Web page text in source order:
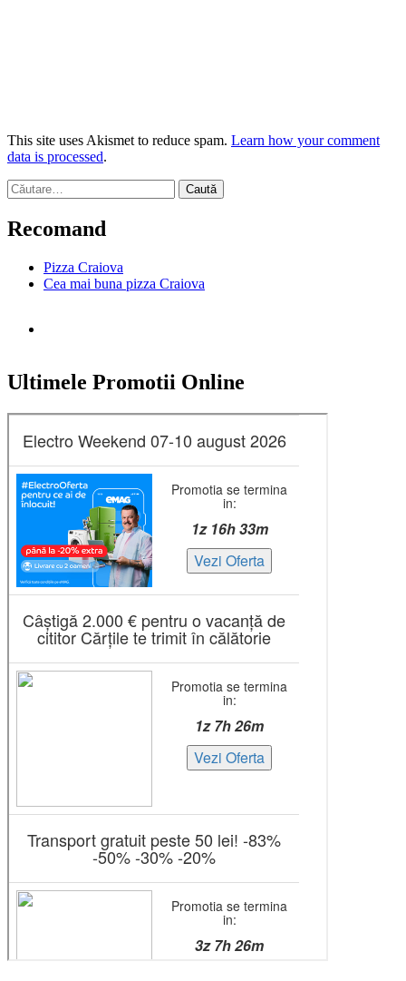
This site uses Akismet to reduce spam. Learn how your comment
data is processed.
Caută
după:
Recomand
Pizza Craiova
Cea mai buna pizza Craiova
Ultimele Promotii Online